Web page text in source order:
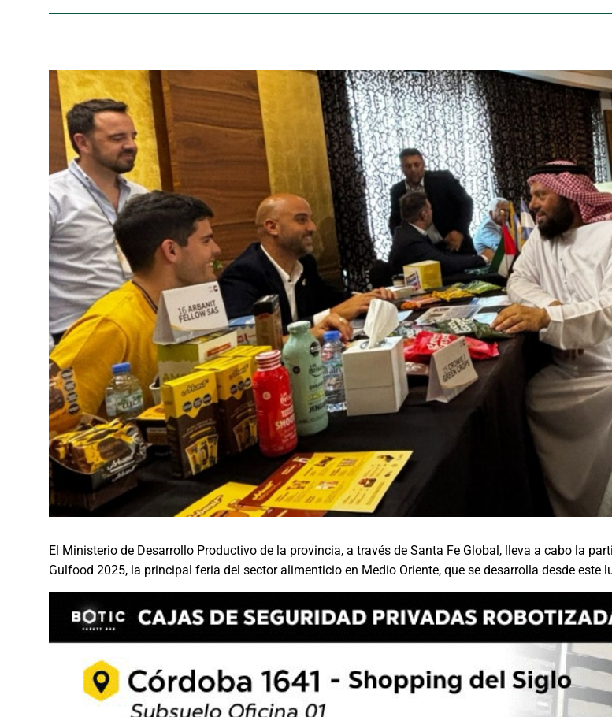
El Ministerio de Desarrollo Productivo de la provincia, a través de Santa Fe Global, lleva a cabo la
Gulfood 2025, la principal feria del sector alimenticio en Medio Oriente, que se desarrolla desde este